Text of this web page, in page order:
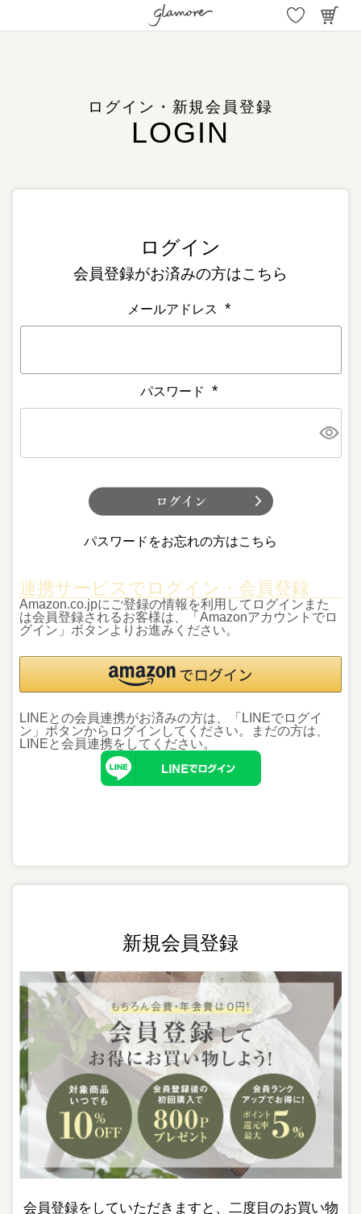
ログイン・新規会員登録
会員登録がお済みの方はこちら
メールアドレス
パスワード
(
パスワードをお忘れの方はこちら
連携サービスでログイン・会員登録
Amazon.co.jpにご登録の情報を利用してログインまた
は会員登録されるお客様は、「Amazonアカウントでロ
グイン」ボタンよりお進みください。
LINEとの会員連携がお済みの方は、「LINEでログイ
ン」ボタンからログインしてください。まだの方は、
LINEと会員連携をしてください。
会員登録をしていただきますと、二度目のお買い物